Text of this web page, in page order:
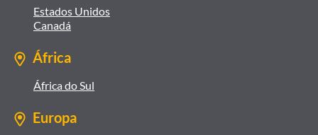
Estados Unidos
Canadá
África
África do Sul
Europa